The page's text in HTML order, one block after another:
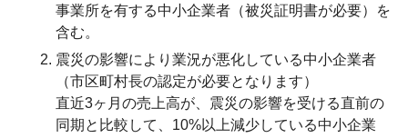
事業所を有する中小企業者（被災証明書が必要）を
含む。
震災の影響により業況が悪化している中小企業者
（市区町村長の認定が必要となります）
直近3ヶ月の売上高が、震災の影響を受ける直前の
同期と比較して、10%以上減少している中小企業